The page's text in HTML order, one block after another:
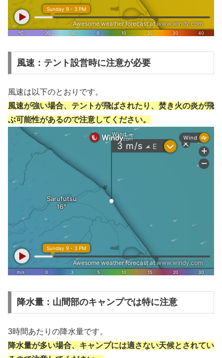
風速：テント設営時に注意が必要
風速は以下のとおりです。
風速が強い場合、テントが飛ばされたり、焚き火の炎が飛
ぶ可能性があるので注意してください。
降水量：山間部のキャンプでは特に注意
3時間あたりの降水量です。
降水量が多い場合、キャンプには適さない天候とされてい